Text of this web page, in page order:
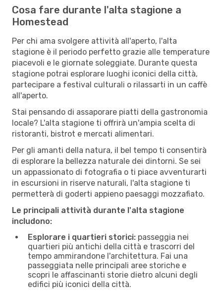
Cosa fare durante l'alta stagione a
Homestead
Per chi ama svolgere attività all'aperto, l'alta
stagione è il periodo perfetto grazie alle temperature
piacevoli e le giornate soleggiate. Durante questa
stagione potrai esplorare luoghi iconici della città,
partecipare a festival culturali o rilassarti in un caffè
all'aperto.
Stai pensando di assaporare piatti della gastronomia
locale? L'alta stagione ti offrirà un'ampia scelta di
ristoranti, bistrot e mercati alimentari.
Per gli amanti della natura, il bel tempo ti consentirà
di esplorare la bellezza naturale dei dintorni. Se sei
un appassionato di fotografia o ti piace avventurarti
in escursioni in riserve naturali, l'alta stagione ti
permetterà di goderti appieno paesaggi mozzafiato.
Le principali attività durante l'alta stagione
includono:
Esplorare i quartieri storici: passeggia nei
quartieri più antichi della città e trascorri del
tempo ammirandone l'architettura. Fai una
passeggiata nelle principali aree storiche e
scopri le affascinanti storie dietro alcuni degli
edifici più iconici della città.